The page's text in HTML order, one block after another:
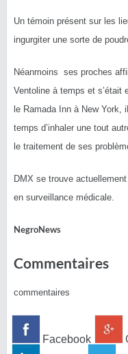
Un témoin présent sur les
ingurgiter une sorte de
Néanmoins ses proches
Ventoline à temps et s’était
le Ramada Inn à New York,
temps d’inhaler une tout
le traitement de ses
DMX se trouve
en surveillance médicale.
NegroNews
Commentaires
commentaires
Facebook